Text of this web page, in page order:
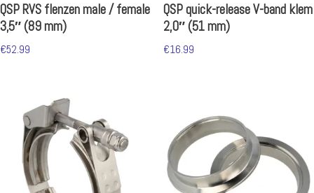
QSP RVS flenzen male / female
3,5″ (89 mm)
€52.99
QSP quick-release V-band klem
2,0″ (51 mm)
€16.99